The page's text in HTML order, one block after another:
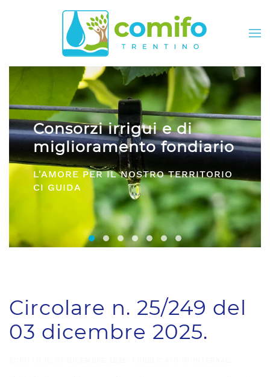
Skip to main content
Consorzi irrigui e di
miglioramento fondiario
L'AMORE PER IL NOSTRO TERRITORIO
CI GUIDA
Consorzi irrigui e di miglioramento
Comifo Trentino
Consorzi Irrigui e di
La Federazione dei Consorzi
Consorzi Irrigui e di
Consorzi irrigui e di
Consorzi Irrigui e
Circolare n. 25/249 del
03 dicembre 2025.